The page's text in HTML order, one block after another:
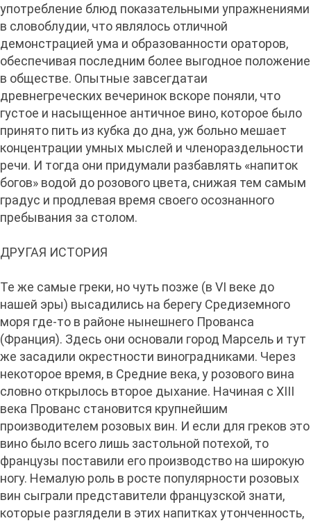
употребление блюд показательными упражнениями
в словоблудии, что являлось отличной
демонстрацией ума и образованности ораторов,
обеспечивая последним более выгодное положение
в обществе. Опытные завсегдатаи
древнегреческих вечеринок вскоре поняли, что
густое и насыщенное античное вино, которое было
принято пить из кубка до дна, уж больно мешает
концентрации умных мыслей и членораздельности
речи. И тогда они придумали разбавлять «напиток
богов» водой до розового цвета, снижая тем самым
градус и продлевая время своего осознанного
пребывания за столом.
ДРУГАЯ ИСТОРИЯ
Те же самые греки, но чуть позже (в VI веке до
нашей эры) высадились на берегу Средиземного
моря где-то в районе нынешнего Прованса
(Франция). Здесь они основали город Марсель и тут
же засадили окрестности виноградниками. Через
некоторое время, в Средние века, у розового вина
словно открылось второе дыхание. Начиная с XIII
века Прованс становится крупнейшим
производителем розовых вин. И если для греков это
вино было всего лишь застольной потехой, то
французы поставили его производство на широкую
ногу. Немалую роль в росте популярности розовых
вин сыграли представители французской знати,
которые разглядели в этих напитках утонченность,